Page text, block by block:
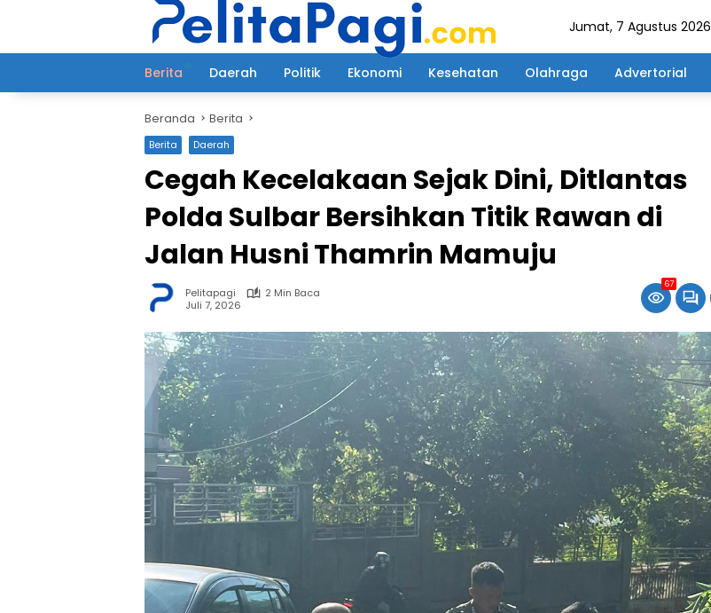
Jumat, 7 Agustus 2026
Berita Daerah Politik Ekonomi Kesehatan Olahraga Advertorial
Beranda Berita
Berita Daerah
Cegah Kecelakaan Sejak Dini, Ditlantas
Polda Sulbar Bersihkan Titik Rawan di
Jalan Husni Thamrin Mamuju
Pelitapagi
2 Min Baca
Juli 7, 2026
67